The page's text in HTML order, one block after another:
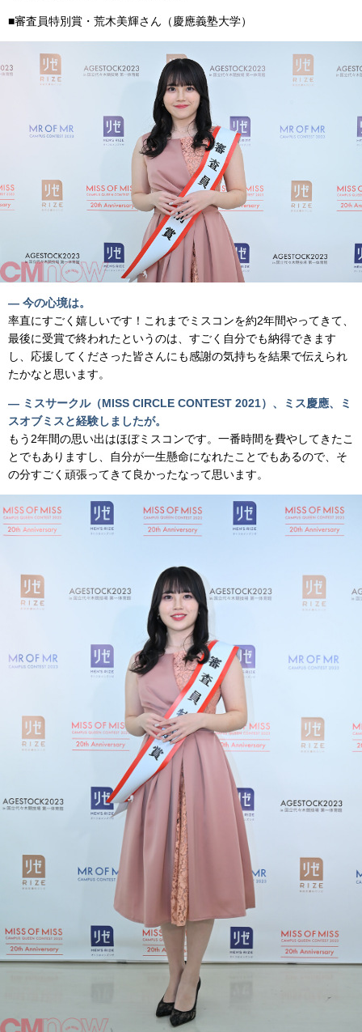
■審査員特別賞・荒木美輝さん（慶應義塾大学）
— 今の心境は。
率直にすごく嬉しいです！これまでミスコンを約2年間やってきて、
最後に受賞で終われたというのは、すごく自分でも納得できます
し、応援してくださった皆さんにも感謝の気持ちを結果で伝えられ
たかなと思います。
— ミスサークル（MISS CIRCLE CONTEST 2021）、ミス慶應、ミ
スオブミスと経験しましたが。
もう2年間の思い出はほぼミスコンです。一番時間を費やしてきたこ
とでもありますし、自分が一生懸命になれたことでもあるので、そ
の分すごく頑張ってきて良かったなって思います。